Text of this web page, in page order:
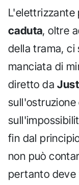
L'elettrizzante
caduta, oltre
della trama, ci
manciata di
diretto da
fin dal
non può
pertanto